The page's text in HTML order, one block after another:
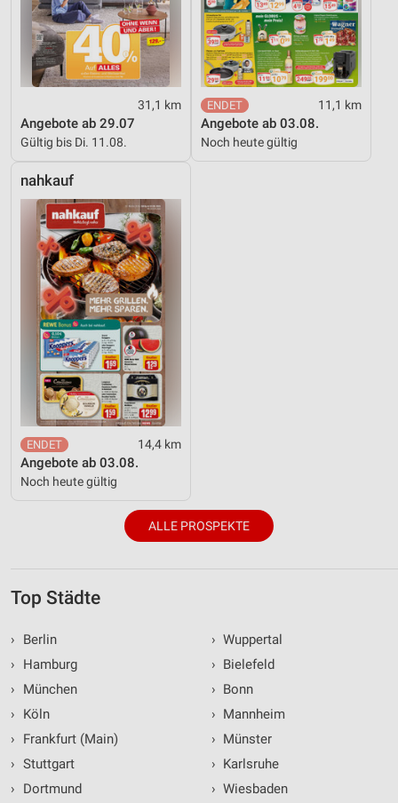
31,1 km
Angebote ab 29.07
Gültig bis Di. 11.08.
11,1 km
Angebote ab 03.08.
Noch heute gültig
nahkauf
14,4 km
Angebote ab 03.08.
Noch heute gültig
ALLE PROSPEKTE
Top Städte
›
Berlin
›
Hamburg
›
München
›
Köln
›
Frankfurt (Main)
› Stuttgart
›
Dortmund
› Wuppertal
› Bielefeld
› Bonn
› Mannheim
› Münster
› Karlsruhe
› Wiesbaden